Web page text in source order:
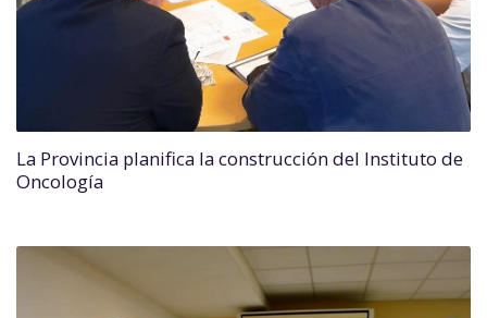
La Provincia planifica la construcción del Instituto de
Oncología